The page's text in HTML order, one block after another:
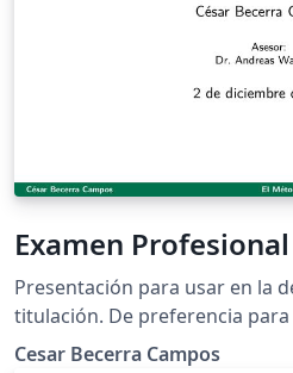
Examen
Presentación para usar en la
titulación. De preferencia
Cesar Becerra Campos